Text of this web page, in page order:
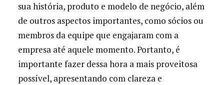
sua história, produto e modelo de negócio, além
de outros aspectos importantes, como sócios ou
membros da equipe que engajaram com a
empresa até aquele momento. Portanto, é
importante fazer dessa hora a mais proveitosa
possível, apresentando com clareza e